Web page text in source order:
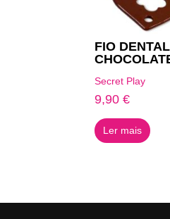
FIO
Secret Play
9,90€
Ler mais